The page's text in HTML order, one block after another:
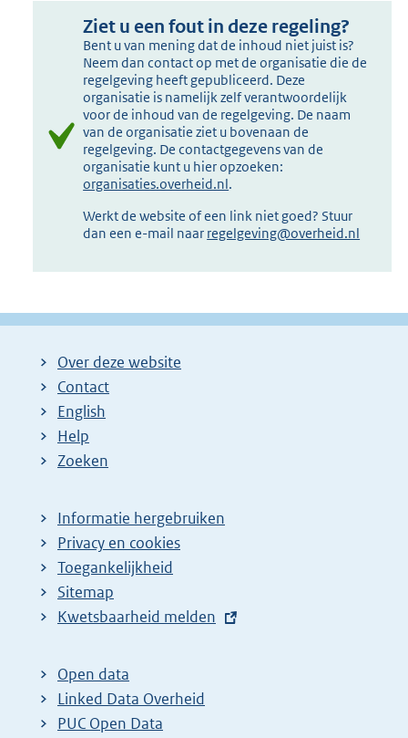
Ziet u een fout in deze regeling?
Bent u van mening dat de inhoud niet juist is?
Neem dan contact op met de organisatie die de
regelgeving heeft gepubliceerd. Deze
organisatie is namelijk zelf verantwoordelijk
voor de inhoud van de regelgeving. De naam
van de organisatie ziet u bovenaan de
regelgeving. De contactgegevens van de
organisatie kunt u hier opzoeken:
organisaties.overheid.nl.
Werkt de website of een link niet goed? Stuur
dan een e-mail naar regelgeving@overheid.nl
Over deze website
Contact
English
Help
Zoeken
Informatie hergebruiken
Privacy en cookies
Toegankelijkheid
Sitemap
E
t
e
r
Kwetsbaarheid melden
Open data
Linked Data Overheid
PUC Open Data